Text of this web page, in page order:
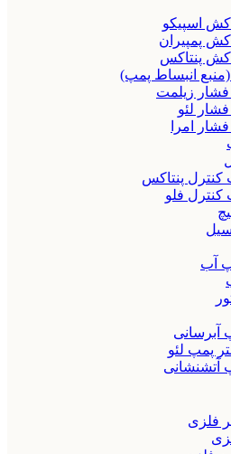
اسپیکو
پمپیران
پنتاکس
انبساط پمپ)
زیلمت
لئو
امرا
پنتاکس
فلو
سیل
آب
آبرسانی
پمپ لئو
آتشنشانی
فلزی